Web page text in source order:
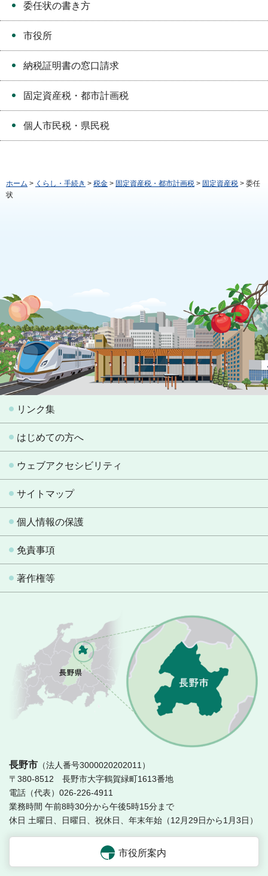
委任状の書き方
市役所
納税証明書の窓口請求
固定資産税・都市計画税
個人市民税・県民税
ホーム > くらし・手続き > 税金 > 固定資産税・都市計画税 > 固定資産税 > 委任
状
リンク集
はじめての方へ
ウェブアクセシビリティ
サイトマップ
個人情報の保護
免責事項
著作権等
長野市 （法人番号3000020202011）
〒380-8512 長野市大字鶴賀緑町1613番地
電話（代表）026-226-4911
業務時間 午前8時30分から午後5時15分まで
休日 土曜日、日曜日、祝休日、年末年始（12月29日から1月3日）
市役所案内